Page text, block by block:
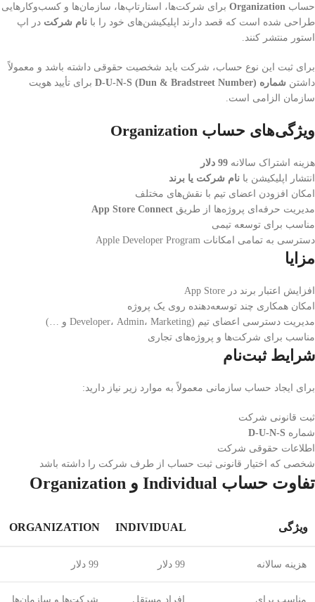
حساب Organization برای شرکت‌ها، استارتاپ‌ها، سازمان‌ها و کسب‌وکارهایی
طراحی شده است که قصد دارند اپلیکیشن‌های خود را با نام شرکت در اپ
استور منتشر کنند.
برای ثبت این نوع حساب، شرکت باید شخصیت حقوقی داشته باشد و معمولاً
داشتن شماره D-U-N-S (Dun & Bradstreet Number)
برای تأیید هویت
سازمان الزامی است.
ویژگی‌های حساب Organization
هزینه اشتراک سالانه 99 دلار
انتشار اپلیکیشن با نام شرکت یا برند
امکان افزودن اعضای تیم با نقش‌های مختلف
مدیریت حرفه‌ای پروژه‌ها از طریق App Store Connect
مناسب برای توسعه تیمی
دسترسی به تمامی امکانات Apple Developer Program
مزایا
افزایش اعتبار برند در App Store
امکان همکاری چند توسعه‌دهنده روی یک پروژه
مدیریت دسترسی اعضای تیم (Developer، Admin، Marketing و …)
مناسب برای شرکت‌ها و پروژه‌های تجاری
شرایط ثبت‌نام
برای ایجاد حساب سازمانی معمولاً به موارد زیر نیاز دارید:
ثبت قانونی شرکت
شماره D-U-N-S
اطلاعات حقوقی شرکت
شخصی که اختیار قانونی ثبت حساب از طرف شرکت را داشته باشد
تفاوت حساب Individual و Organization
ویژگی INDIVIDUAL
ORGANIZATION
هزینه سالانه 99 دلار 99 دلار
مناسب برای افراد مستقل شرکت‌ها و سازمان‌ها